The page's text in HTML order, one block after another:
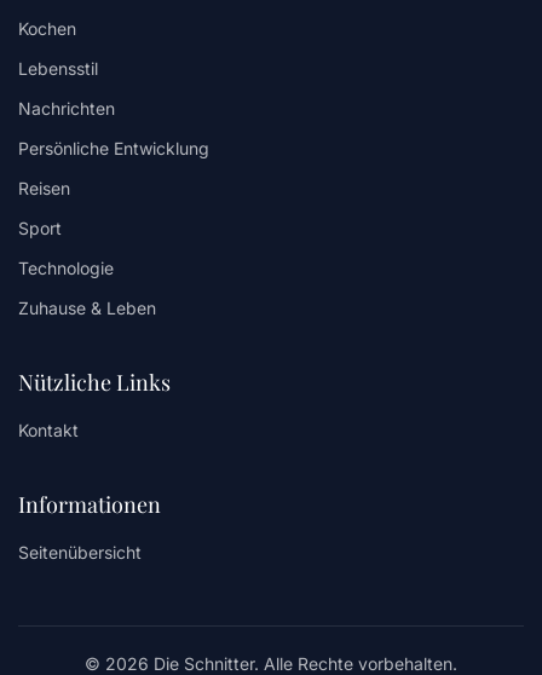
Kochen
Lebensstil
Nachrichten
Persönliche Entwicklung
Reisen
Sport
Technologie
Zuhause & Leben
Nützliche Links
Kontakt
Informationen
Seitenübersicht
© 2026 Die Schnitter. Alle Rechte vorbehalten.